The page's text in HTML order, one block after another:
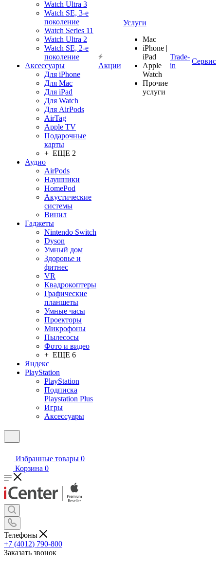
Watch Ultra 3
Watch SE, 3-е
поколение
Watch Series 11
Watch Ultra 2
Watch SE, 2-е
поколение
Аксессуары
Для iPhone
Для Mac
Для iPad
Для Watch
Для AirPods
AirTag
Apple TV
Подарочные
карты
+ ЕЩЕ 2
Аудио
AirPods
Наушники
HomePod
Акустические
системы
Винил
Гаджеты
Nintendo Switch
Dyson
Умный дом
Здоровье и
фитнес
VR
Квадрокоптеры
Графические
планшеты
Умные часы
Проекторы
Микрофоны
Пылесосы
Фото и видео
+ ЕЩЕ 6
Яндекс
PlayStation
PlayStation
Подписка
Playstation Plus
Игры
Аксессуары
Акции
Услуги
Mac
iPhone |
iPad
Apple
Watch
Прочие
услуги
Trade-
in
Сервис
Избранные товары 0
Корзина 0
Телефоны
+7 (4012) 790-800
Заказать звонок